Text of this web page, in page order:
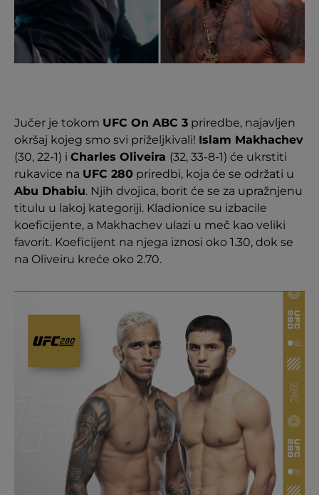
Jučer je tokom UFC On ABC 3 priredbe, najavljen
okršaj kojeg smo svi priželjkivali! Islam Makhachev
(30, 22-1) i Charles Oliveira (32, 33-8-1) će ukrstiti
rukavice na UFC 280 priredbi, koja će se održati u
Abu Dhabiu. Njih dvojica, borit će se za upražnjenu
titulu u lakoj kategoriji. Kladionice su izbacile
koeficijente, a Makhachev ulazi u meč kao veliki
favorit. Koeficijent na njega iznosi oko 1.30, dok se
na Oliveiru kreće oko 2.70.